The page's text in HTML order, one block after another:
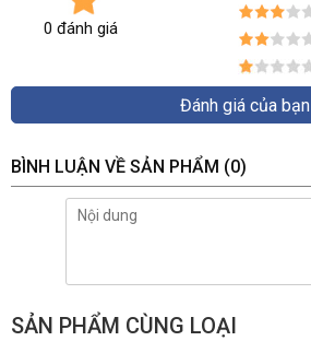
0 đánh giá
Đánh giá của bạn
BÌNH LUẬN VỀ SẢN PHẨM (0)
SẢN PHẨM CÙNG LOẠI